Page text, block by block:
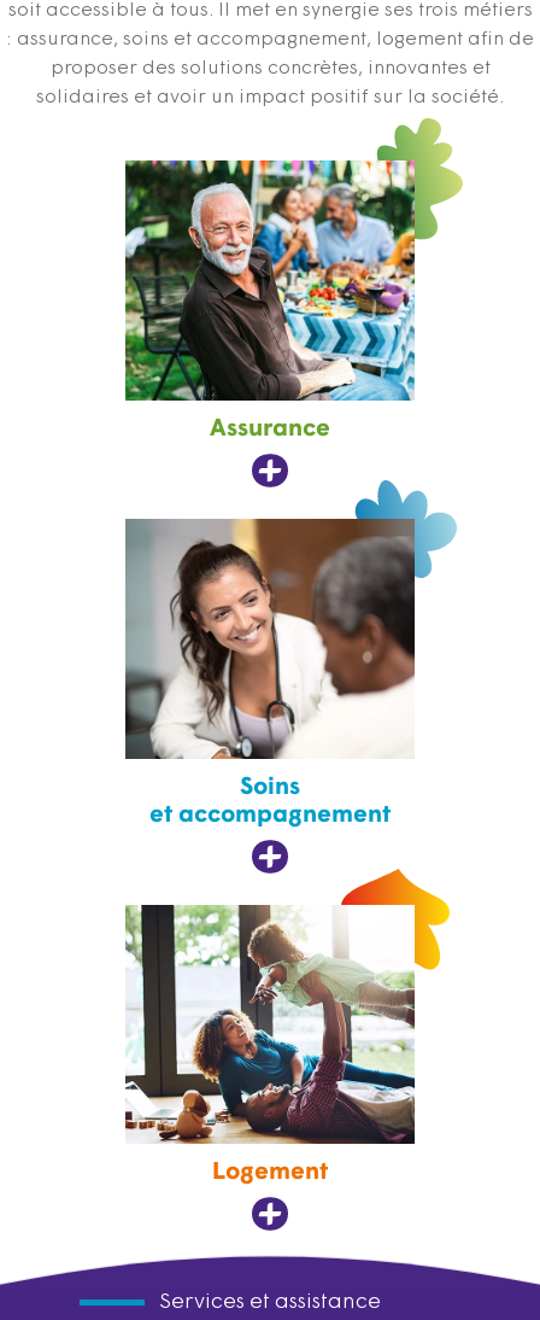
soit accessible à tous. Il met en synergie ses trois métiers
: assurance, soins et accompagnement, logement afin de
proposer des solutions concrètes, innovantes et
solidaires et avoir un impact positif sur la société.
Assurance
Soins
et accompagnement
Logement
Services et assistance